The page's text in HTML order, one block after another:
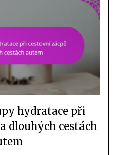
hydratace při
dlouhých cestách